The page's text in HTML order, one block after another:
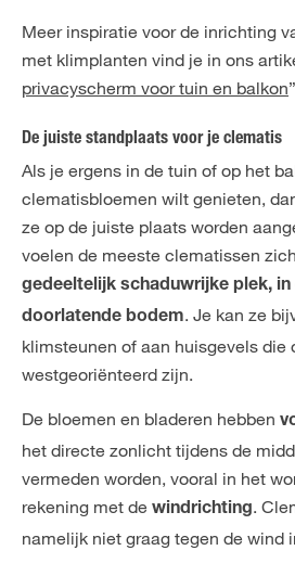
Meer inspiratie voor de inrichting
met klimplanten vind je in ons
privacyscherm voor tuin en balkon
De juiste standplaats voor je clematis
Als je ergens in de tuin of op het
clematisbloemen wilt genieten,
ze op de juiste plaats worden
voelen de meeste clematissen
gedeeltelijk schaduwrijke plek, in
doorlatende bodem. Je kan ze
klimsteunen of aan huisgevels die
westgeoriënteerd zijn.
De bloemen en bladeren hebben
het directe zonlicht tijdens de
vermeden worden, vooral in het
rekening met de windrichting.
namelijk niet graag tegen de wind